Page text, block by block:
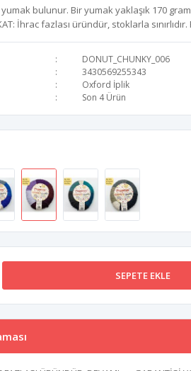
bulunur. Bir yumak yaklaşık 170
İhrac fazlası üründür, stoklarla
DONUT_CHUNKY_006
3430569255343
Oxford İplik
Son 4 Ürün
SEPETE EKLE